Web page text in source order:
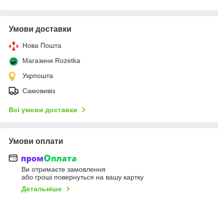
Умови доставки
Нова Пошта
Магазини Rozetka
Укрпошта
Самовивіз
Всі умови доставки
Умови оплати
Ви отримаєте замовлення
або гроші повернуться на вашу картку
Детальніше